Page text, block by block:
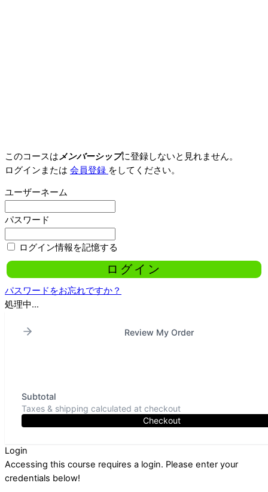
このコースはメンバーシップに登録しないと見れません。
ログインまたは 会員登録 をしてください。
ユーザーネーム
パスワード
ログイン情報を記憶する
パスワードをお忘れですか？
処理中...
Review My Order
Subtotal
Taxes & shipping calculated at checkout
Checkout
Login
Accessing this course requires a login. Please enter your
credentials below!